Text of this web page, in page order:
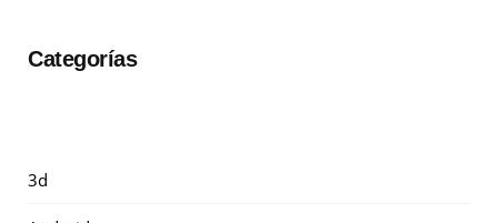
Categorías
3d